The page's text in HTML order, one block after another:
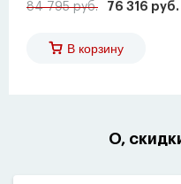
84 795 руб. 76 316 руб.
В корзину
О,